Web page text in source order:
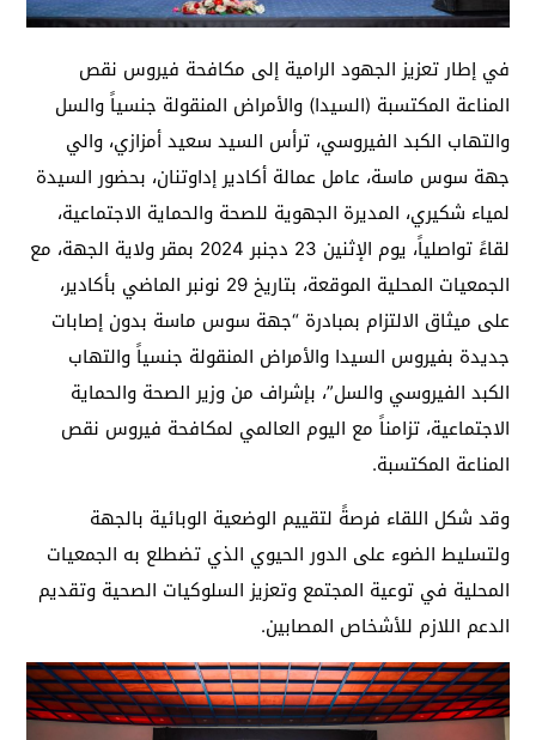
في إطار تعزيز الجهود الرامية إلى مكافحة فيروس نقص
المناعة المكتسبة (السيدا) والأمراض المنقولة جنسياً والسل
والتهاب الكبد الفيروسي، ترأس السيد سعيد أمزازي، والي
جهة سوس ماسة، عامل عمالة أكادير إداوتنان، بحضور السيدة
لمياء شكيري، المديرة الجهوية للصحة والحماية الاجتماعية،
لقاءً تواصلياً، يوم الإثنين 23 دجنبر 2024 بمقر ولاية الجهة، مع
الجمعيات المحلية الموقعة، بتاريخ 29 نونبر الماضي بأكادير،
على ميثاق الالتزام بمبادرة “جهة سوس ماسة بدون إصابات
جديدة بفيروس السيدا والأمراض المنقولة جنسياً والتهاب
الكبد الفيروسي والسل”، بإشراف من وزير الصحة والحماية
الاجتماعية، تزامناً مع اليوم العالمي لمكافحة فيروس نقص
المناعة المكتسبة.
وقد شكل اللقاء فرصةً لتقييم الوضعية الوبائية بالجهة
ولتسليط الضوء على الدور الحيوي الذي تضطلع به الجمعيات
المحلية في توعية المجتمع وتعزيز السلوكيات الصحية وتقديم
الدعم اللازم للأشخاص المصابين.